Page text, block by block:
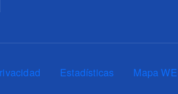
Estadísticas Mapa